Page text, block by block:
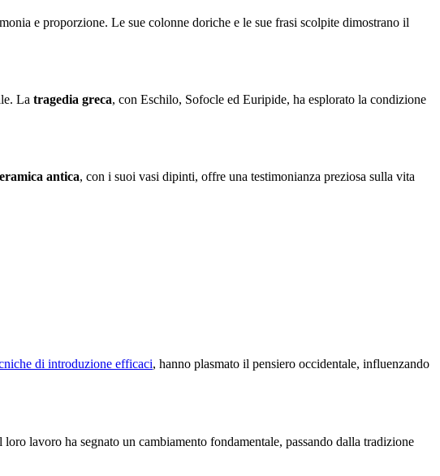
e proporzione. Le sue colonne doriche e le sue frasi scolpite dimostrano il
La tragedia greca, con Eschilo, Sofocle ed Euripide, ha esplorato la condizione
antica, con i suoi vasi dipinti, offre una testimonianza preziosa sulla vita
di introduzione efficaci, hanno plasmato il pensiero occidentale, influenzando
lavoro ha segnato un cambiamento fondamentale, passando dalla tradizione